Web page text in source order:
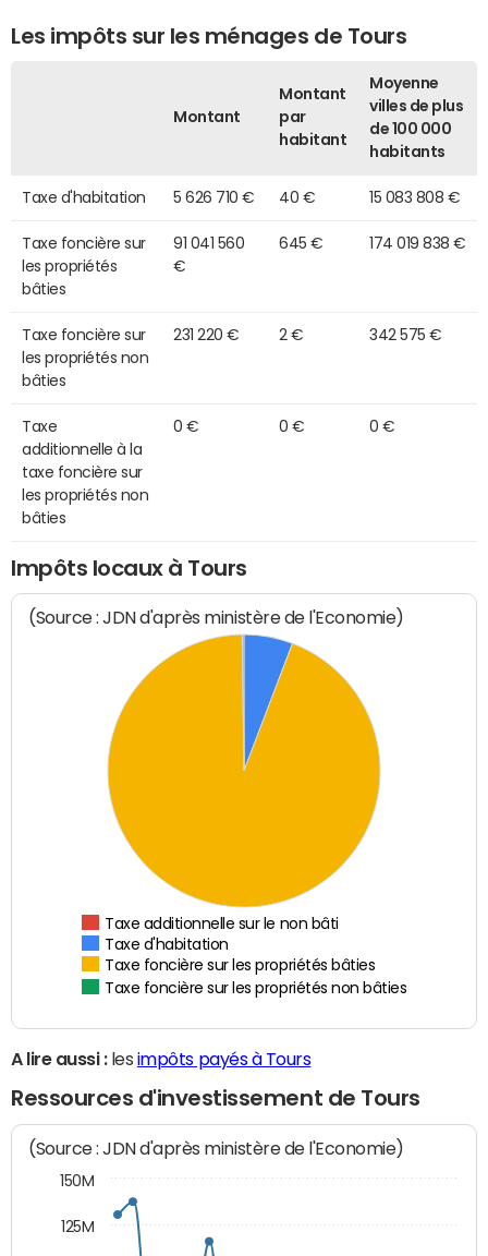
Les impôts sur les ménages de Tours
Montant
Montant
par
habitant
Moyenne
villes de plus
de 100 000
habitants
Taxe d'habitation 5 626 710 € 40 € 15 083 808 €
Taxe foncière sur
les propriétés
bâties
91 041 560
€
645 € 174 019 838 €
Taxe foncière sur
les propriétés non
bâties
231 220 € 2 € 342 575 €
Taxe
additionnelle à la
taxe foncière sur
les propriétés non
bâties
0 € 0 € 0 €
Impôts locaux à Tours
(Source : JDN d'après ministère de l'Economie)
Taxe additionnelle sur le non bâti
Taxe d'habitation
Taxe foncière sur les propriétés bâties
Taxe foncière sur les propriétés non bâties
A lire aussi :les impôts payés à Tours
Ressources d'investissement de Tours
(Source : JDN d'après ministère de l'Economie)
125M
150M